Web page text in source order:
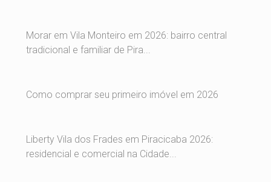
Morar em Vila Monteiro em 2026: bairro central
tradicional e familiar de Pira...
Como comprar seu primeiro imóvel em 2026
Liberty Vila dos Frades em Piracicaba 2026:
residencial e comercial na Cidade...